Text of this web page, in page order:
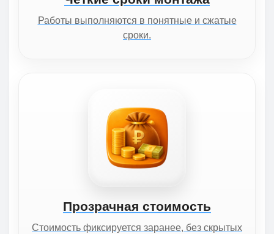
Работы выполняются в понятные и сжатые
сроки.
Прозрачная стоимость
Стоимость фиксируется заранее, без скрытых